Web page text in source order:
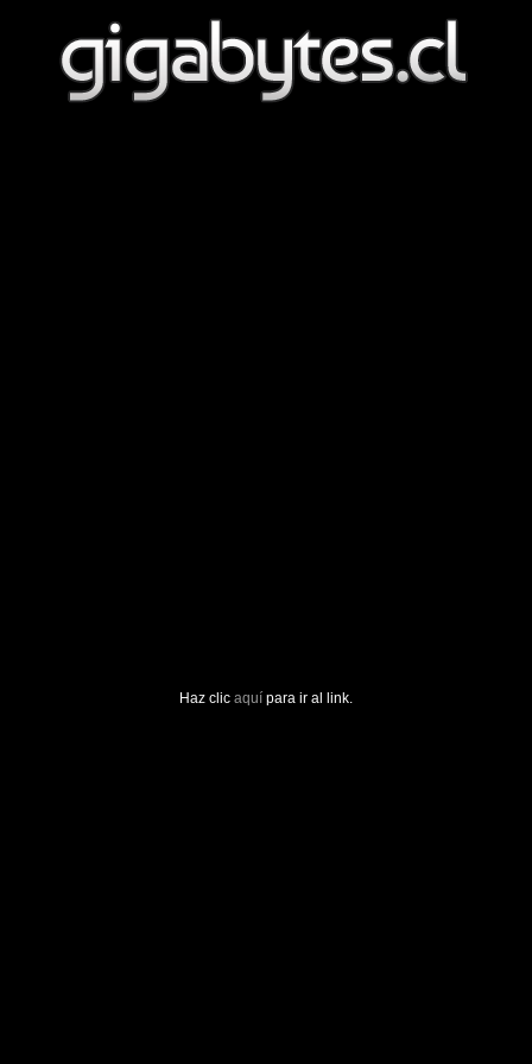
Haz clic aquí para ir al link.